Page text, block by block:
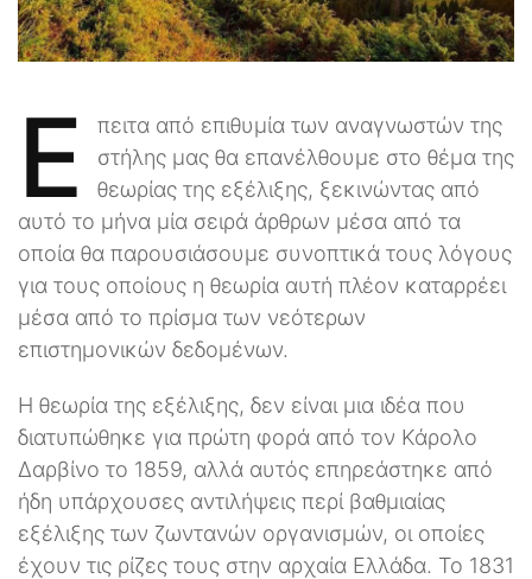
Έ
πειτα από επιθυμία των αναγνωστών της
στήλης μας θα επανέλθουμε στο θέμα της
θεωρίας της εξέλιξης, ξεκινώντας από
αυτό το μήνα μία σειρά άρθρων μέσα από τα
οποία θα παρουσιάσουμε συνοπτικά τους λόγους
για τους οποίους η θεωρία αυτή πλέον καταρρέει
μέσα από το πρίσμα των νεότερων
επιστημονικών δεδομένων.
Η θεωρία της εξέλιξης, δεν είναι μια ιδέα που
διατυπώθηκε για πρώτη φορά από τον Κάρολο
Δαρβίνο το 1859, αλλά αυτός επηρεάστηκε από
ήδη υπάρχουσες αντιλήψεις περί βαθμιαίας
εξέλιξης των ζωντανών οργανισμών, οι οποίες
έχουν τις ρίζες τους στην αρχαία Ελλάδα. Το 1831